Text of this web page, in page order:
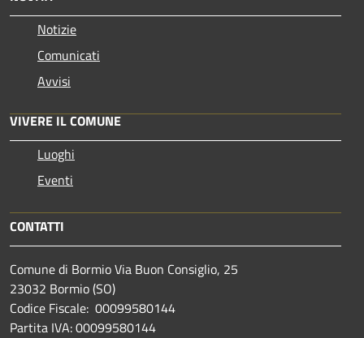
Notizie
Comunicati
Avvisi
VIVERE IL COMUNE
Luoghi
Eventi
CONTATTI
Comune di Bormio Via Buon Consiglio, 25
23032 Bormio (SO)
Codice Fiscale: 00099580144
Partita IVA: 00099580144